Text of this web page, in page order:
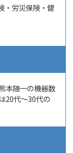
・労災保険・健
本随一の機器数
20代～30代の